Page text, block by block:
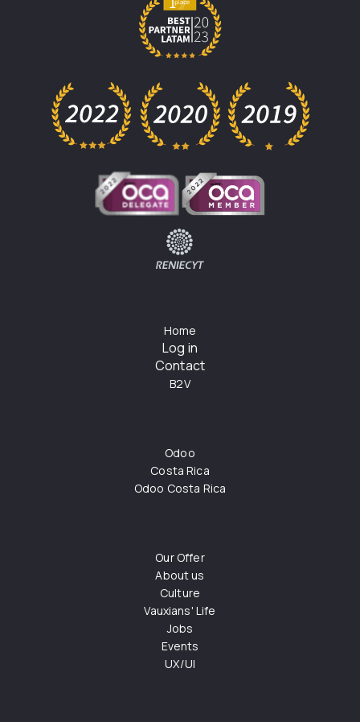
Home
Log in
Contact
B2V
Odoo
Costa Rica
Odoo Costa Rica
Our Offer
About us
Culture
Vauxians' Life
Jobs
Events
UX/UI